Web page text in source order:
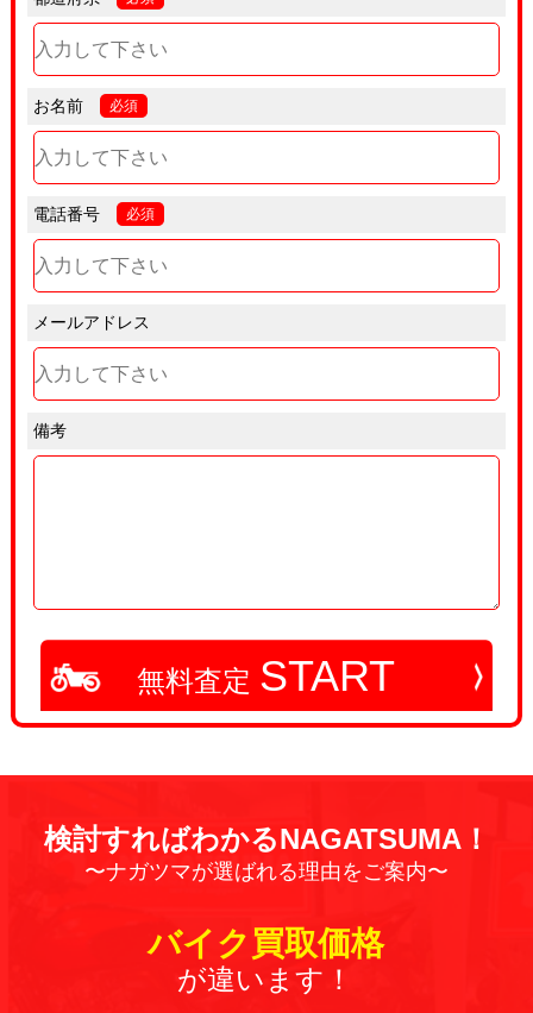
お名前 必須
電話番号 必須
メールアドレス
備考
無料査定 START
検討すればわかるNAGATSUMA！
〜ナガツマが選ばれる理由をご案内〜
バイク買取価格
が違います！